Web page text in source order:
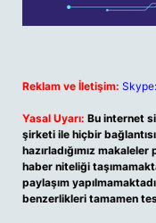
Reklam ve İletişim:
Yasal Uyarı: Bu internet
şirketi ile hiçbir
hazırladığımız
haber niteliği
paylaşım
benzerlikleri tamamen